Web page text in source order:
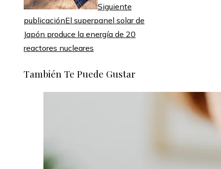
Siguiente
publicaciónEl superpanel solar de
Japón produce la energía de 20
reactores nucleares
También Te Puede Gustar